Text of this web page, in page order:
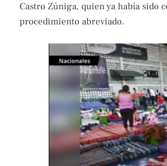
Castro Zúniga, quien ya había sido
procedimiento abreviado.